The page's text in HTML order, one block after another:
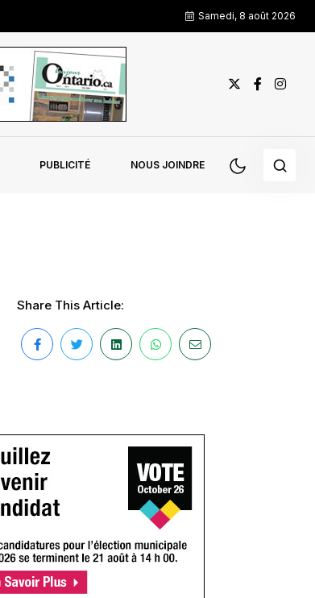
Samedi, 8 août 2026
PUBLICITÉ NOUS JOINDRE
Share This Article: